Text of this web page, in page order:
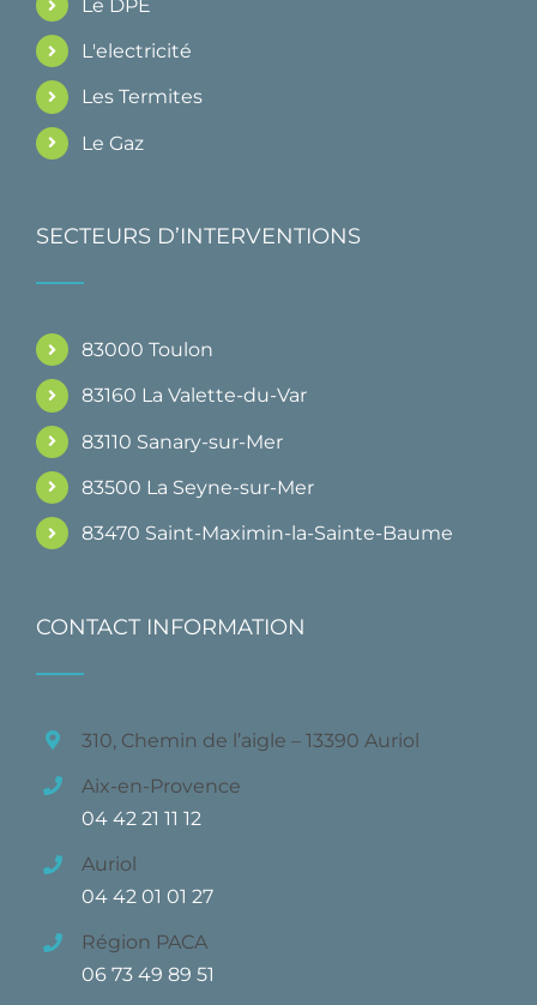
Le DPE
L'electricité
Les Termites
Le Gaz
SECTEURS D’INTERVENTIONS
83000 Toulon
83160 La Valette-du-Var
83110 Sanary-sur-Mer
83500 La Seyne-sur-Mer
83470 Saint-Maximin-la-Sainte-Baume
CONTACT INFORMATION
310, Chemin de l’aigle – 13390 Auriol
Aix-en-Provence
04 42 21 11 12
Auriol
04 42 01 01 27
Région PACA
06 73 49 89 51